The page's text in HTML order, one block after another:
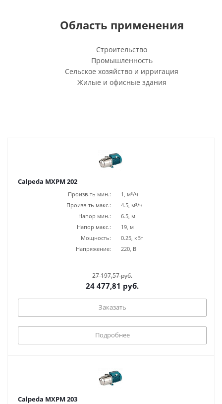
Область применения
Строительство
Промышленность
Сельское хозяйство и ирригация
Жилые и офисные здания
Calpeda MXPM 202
Произв-ть мин.:
1, м³/ч
Произв-ть макс.:
4.5, м³/ч
Напор мин.:
6.5, м
Напор макс.:
19, м
Мощность:
0.25, кВт
Напряжение:
220, В
27 197,57 руб.
24 477,81 руб.
Заказать
Подробнее
Calpeda MXPM 203